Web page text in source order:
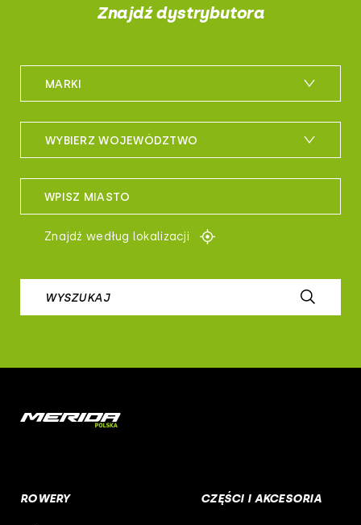
Znajdź dystrybutora
MARKI
m_bike
maxxis
sportful
controltech
airborne
cst
WYBIERZ WOJEWÓDZTWO
woj. dolnośląskie
woj. kujawsko-pomorskie
woj. opolskie
woj. podlaskie
WPISZ MIASTO
Znajdź według lokalizacji
WYSZUKAJ
ROWERY CZĘŚCI I AKCESORIA